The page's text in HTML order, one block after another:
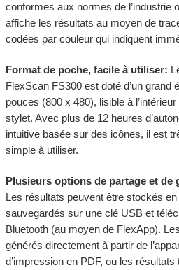
conformes aux normes de l’industrie
affiche les résultats au moyen de
codées par couleur qui indiquent
Format de poche, facile à utiliser:
FlexScan FS300 est doté d’un grand
pouces (800 x 480), lisible à
stylet. Avec plus de 12 heures
intuitive basée sur des icônes, il est
simple à utiliser.
Plusieurs options de partage et de
Les résultats peuvent être stockés
sauvegardés sur une clé USB et
Bluetooth (au moyen de FlexApp).
générés directement à partir de
d’impression en PDF, ou les